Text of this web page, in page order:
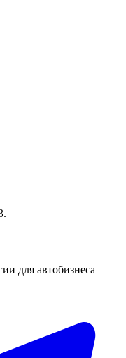
для автобизнеса